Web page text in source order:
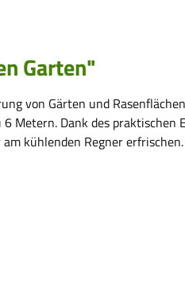
Garten"
von Gärten und
Metern. Dank des
kühlenden Regner erfrischen.